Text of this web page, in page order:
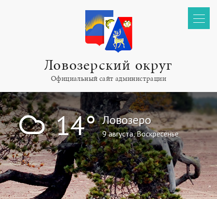
Ловозерский округ
Официальный сайт администрации
! 14° Ловозеро
9 августа, Воскресенье